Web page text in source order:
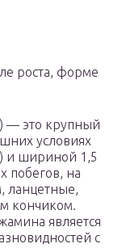
роста, форме
— это крупный
условиях
и шириной 1,5
побегов, на
ланцетные,
кончиком.
является
с